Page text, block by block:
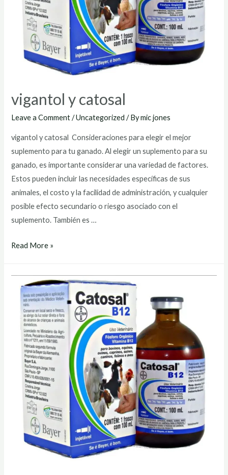
vigantol y catosal
Leave a Comment /Uncategorized / Bymic jones
vigantol y catosal Consideraciones para elegir el mejor
suplemento para tu ganado. Al elegir un suplemento para su
ganado, es importante considerar una variedad de factores.
Estos pueden incluir las necesidades específicas de sus
animales, el costo y la facilidad de administración, y cualquier
posible efecto secundario o riesgo asociado con el
suplemento. También es …
vigantol
Read More »